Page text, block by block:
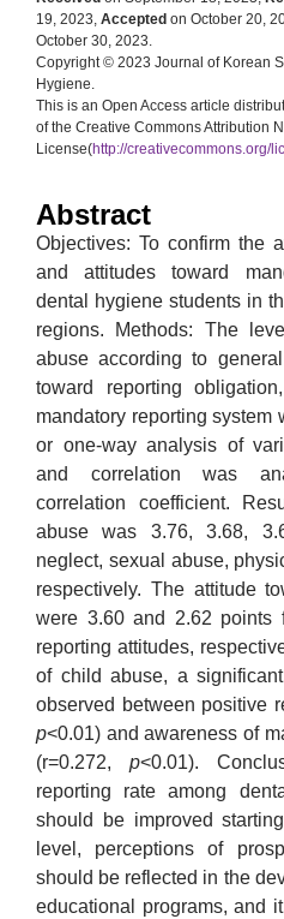
19, 2023, Accepted on October 20,
October 30, 2023.
Copyright © 2023 Journal of Korean
Hygiene.
This is an Open Access article
of the Creative Commons Attribution
License(http://creativecommons.org/
Abstract
Objectives: To confirm the
and attitudes toward
dental hygiene students in
regions. Methods: The
abuse according to
toward reporting
mandatory reporting system
or one-way analysis of
and correlation was
correlation coefficient.
abuse was 3.76, 3.68,
neglect, sexual abuse,
respectively. The attitude
were 3.60 and 2.62 points
reporting attitudes,
of child abuse, a
observed between positive
p<0.01) and awareness of
(r=0.272, p<0.01).
reporting rate among
should be improved
level, perceptions of
should be reflected in the
educational programs, and